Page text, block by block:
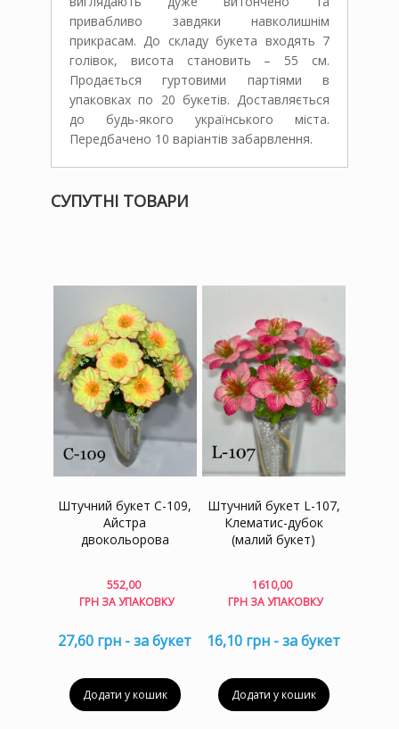
привабливо завдяки навколишнім
прикрасам. До складу букета входять 7
голівок, висота становить – 55 см.
Продається гуртовими партіями в
упаковках по 20 букетів. Доставляється
до будь-якого українського міста.
Передбачено 10 варіантів забарвлення.
СУПУТНІ ТОВАРИ
Штучний букет C-109,
Айстра
двокольорова
552,00
ГРН ЗА УПАКОВКУ
27,60 грн - за букет
Додати у кошик
Штучний букет L-107,
Клематис-дубок
(малий букет)
1610,00
ГРН ЗА УПАКОВКУ
16,10 грн - за букет
Додати у кошик